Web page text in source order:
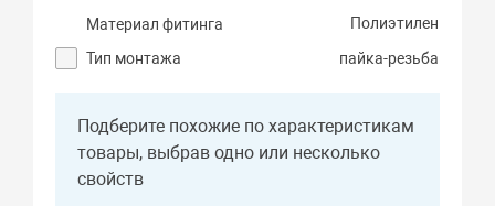
Материал фитинга
Полиэтилен
Тип монтажа
пайка-резьба
Подберите похожие по характеристикам
товары, выбрав одно или несколько
свойств